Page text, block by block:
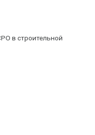
в строительной